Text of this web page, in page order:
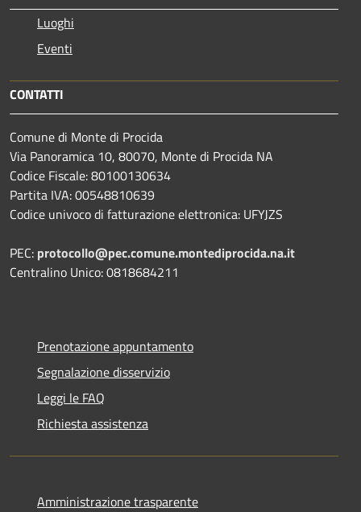
Luoghi
Eventi
CONTATTI
Comune di Monte di Procida
Via Panoramica 10, 80070, Monte di Procida NA
Codice Fiscale: 80100130634
Partita IVA: 00548810639
Codice univoco di fatturazione elettronica: UFYJZS
PEC: protocollo@pec.comune.montediprocida.na.it
Centralino Unico:0818684211
Prenotazione appuntamento
Segnalazione disservizio
Leggi le FAQ
Richiesta assistenza
Amministrazione trasparente